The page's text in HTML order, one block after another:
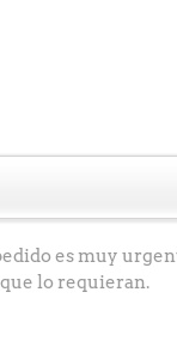
es muy
lo requieran.